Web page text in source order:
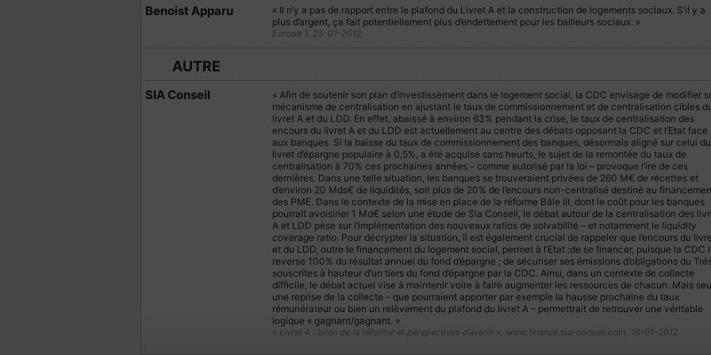
Benoist Apparu
« Il n’y a pas de rapport entre le plafond du Livret A et la construction de logements sociaux. S’il y a
plus d’argent, ça fait potentiellement plus d’endettement pour les bailleurs sociaux. »
Europe 1, 25-01-2012
AUTRE
SIA Conseil
« Afin de soutenir son plan d’investissement dans le logement social, la CDC envisage de modifier
mécanisme de centralisation en ajustant le taux de commissionnement et de centralisation cibles
livret A et du LDD. En effet, abaissé à environ 63% pendant la crise, le taux de centralisation des
encours du livret A et du LDD est actuellement au centre des débats opposant la CDC et l’Etat face
aux banques. Si la baisse du taux de commissionnement des banques, désormais aligné sur celui du
livret d’épargne populaire à 0,5%, a été acquise sans heurts, le sujet de la remontée du taux de
centralisation à 70% ces prochaines années – comme autorisé par la loi – provoque l’ire de ces
dernières. Dans une telle situation, les banques se trouveraient privées de 260 M€ de recettes et
d’environ 20 Mds€ de liquidités, soit plus de 20% de l’encours non-centralisé destiné au
des PME. Dans le contexte de la mise en place de la réforme Bâle III, dont le coût pour les banques
pourrait avoisiner 1 Md€ selon une étude de Sia Conseil, le débat autour de la centralisation des
A et LDD pèse sur l’implémentation des nouveaux ratios de solvabilité – et notamment le liquidity
coverage ratio. Pour décrypter la situation, il est également crucial de rappeler que l’encours du
et du LDD, outre le financement du logement social, permet à l’Etat :de se financer, puisque la CDC
reverse 100% du résultat annuel du fond d’épargne ; de sécuriser ses émissions d’obligations du
souscrites à hauteur d’un tiers du fond d’épargne par la CDC. Ainsi, dans un contexte de collecte
difficile, le débat actuel vise à maintenir voire à faire augmenter les ressources de chacun. Mais
une reprise de la collecte – que pourraient apporter par exemple la hausse prochaine du taux
rémunérateur ou bien un relèvement du plafond du livret A – permettrait de retrouver une véritable
logique « gagnant/gagnant. »
« Livret A : bilan de la réforme et perspectives d’avenir », www.finance.sia-conseil.com, 18-01-2012